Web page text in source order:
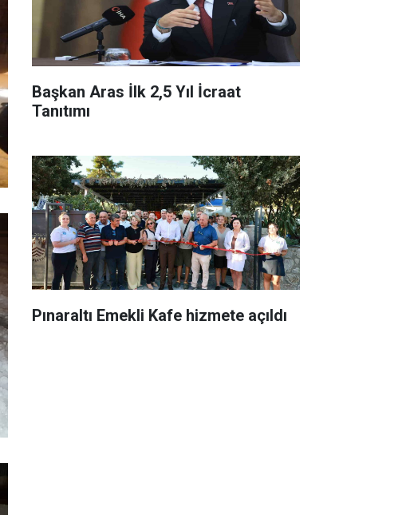
Başkan Aras İlk 2,5 Yıl İcraat
Tanıtımı
Pınaraltı Emekli Kafe hizmete açıldı